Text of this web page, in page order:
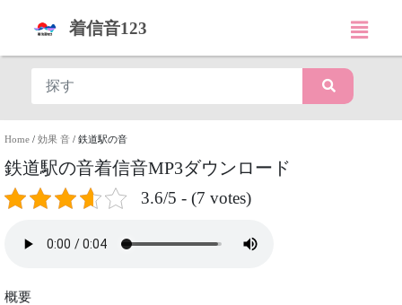
着信音123
Home / 効果 音 / 鉄道駅の音
鉄道駅の音着信音MP3ダウンロード
3.6/5 - (7 votes)
概要